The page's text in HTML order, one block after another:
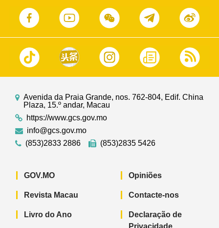
Avenida da Praia Grande, nos. 762-804, Edif. China
Plaza, 15.º andar, Macau
https://www.gcs.gov.mo
info@gcs.gov.mo
(853)2833 2886
(853)2835 5426
GOV.MO
Revista Macau
Livro do Ano
Opiniões
Contacte-nos
Declaração de
Privacidade